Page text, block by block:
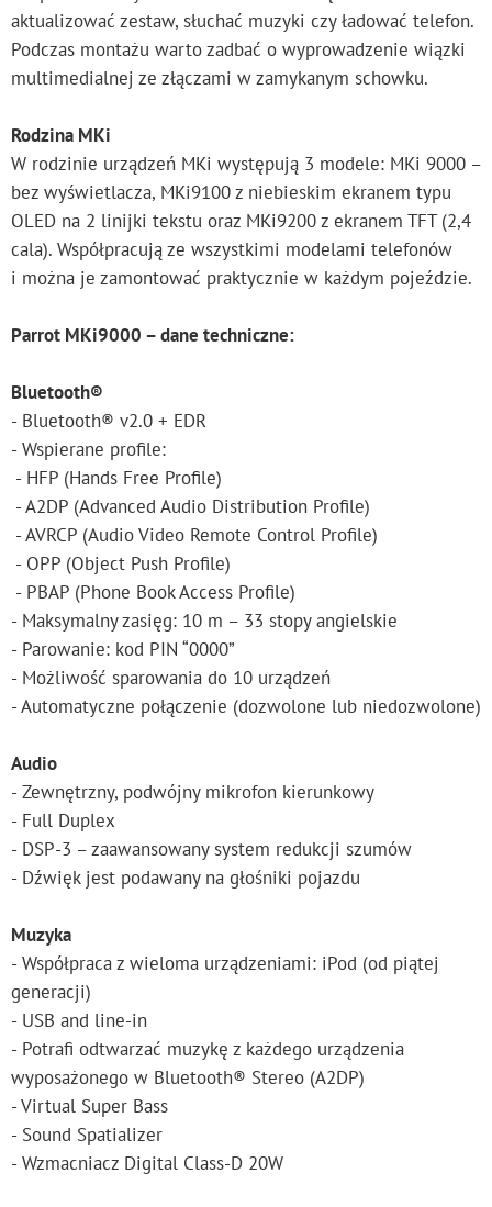
aktualizować zestaw, słuchać muzyki czy ładować telefon.
Podczas montażu warto zadbać o wyprowadzenie wiązki
multimedialnej ze złączami w zamykanym schowku.
Rodzina MKi
W rodzinie urządzeń MKi występują 3 modele: MKi 9000 –
bez wyświetlacza, MKi9100 z niebieskim ekranem typu
OLED na 2 linijki tekstu oraz MKi9200 z ekranem TFT (2,4
cala). Współpracują ze wszystkimi modelami telefonów
i można je zamontować praktycznie w każdym pojeździe.
Parrot MKi9000 – dane techniczne:
Bluetooth®
- Bluetooth® v2.0 + EDR
- Wspierane profile:
- HFP (Hands Free Profile)
- A2DP (Advanced Audio Distribution Profile)
- AVRCP (Audio Video Remote Control Profile)
- OPP (Object Push Profile)
- PBAP (Phone Book Access Profile)
- Maksymalny zasięg: 10 m – 33 stopy angielskie
- Parowanie: kod PIN “0000”
- Możliwość sparowania do 10 urządzeń
- Automatyczne połączenie (dozwolone lub niedozwolone)
Audio
- Zewnętrzny, podwójny mikrofon kierunkowy
- Full Duplex
- DSP-3 – zaawansowany system redukcji szumów
- Dźwięk jest podawany na głośniki pojazdu
Muzyka
- Współpraca z wieloma urządzeniami: iPod (od piątej
generacji)
- USB and line-in
- Potrafi odtwarzać muzykę z każdego urządzenia
wyposażonego w Bluetooth® Stereo (A2DP)
- Virtual Super Bass
- Sound Spatializer
- Wzmacniacz Digital Class-D 20W